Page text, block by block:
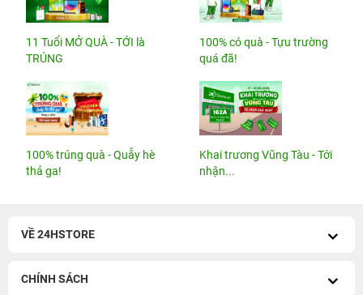
11 Tuổi MỞ QUÀ - TỚI là
TRÚNG
100% có quà - Tựu trường
quá đã!
100% trúng quà - Quẫy hè
thả ga!
Khai trương Vũng Tàu - Tới
nhận...
VỀ 24HSTORE
CHÍNH SÁCH